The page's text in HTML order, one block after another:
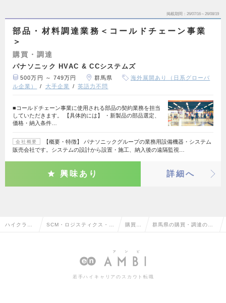
掲載期間 26/07/16～26/08/19
部品・材料調達業務＜コールドチェーン事業
＞
購買・調達
パナソニック HVAC & CCシステムズ
500万円 ～ 749万円 群馬県
海外展開あり（日系グローバ
ル企業）
大手企業 英語力不問
■コールドチェーン事業に使用される部品の契約業務を担当
していただきます。 【具体的には】 ・新製品の部品選定、
価格・納入条件…
会社概要
【概要・特徴】 パナソニックグループの業務用設備機器・システム
販売会社です。システムの設計から設置・施工、納入後の遠隔監視…
興味あり 詳細へ
ハイクラス SCM・ロジスティクス・物 購買・ 群馬県の購買・調達の転
若手ハイキャリアのスカウト転職